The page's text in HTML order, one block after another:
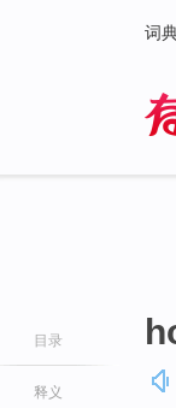
词
目录
释义